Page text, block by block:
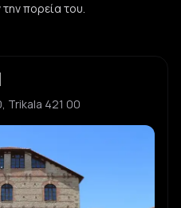
πορεία του.
Trikala 421 00